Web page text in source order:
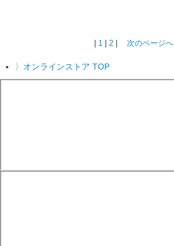
1 2 次のページへ
〉オンラインストア TOP